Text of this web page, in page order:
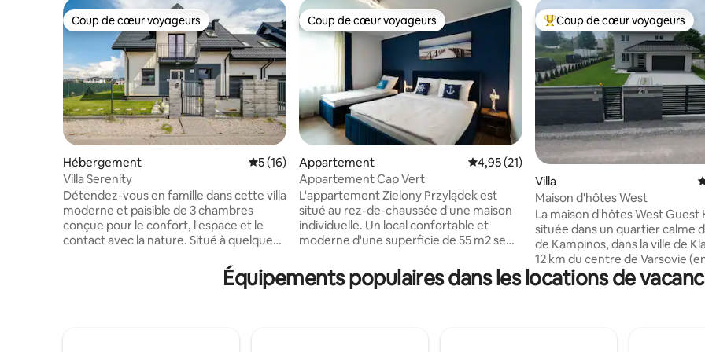
Coup de cœur voyageurs
Coup de cœur voyageurs
Hébergement Évaluation moyenne sur la base de 16 commentaires : 5 sur 5
5 (16)
Villa Serenity
Détendez-vous en famille dans cette villa
moderne et paisible de 3 chambres
conçue pour le confort, l'espace et le
contact avec la nature. Situé à quelques
cœur d'un environnement calme, il offre
le parfait équilibre entre confort et
Coup de cœur voyageurs
Coup de cœur voyageurs
Appartement Évaluation moyenne sur la base de 21
4,95 (21)
Appartement Cap Vert
L'appartement Zielony Przylądek est
situé au rez-de-chaussée d'une maison
individuelle. Un local confortable et
moderne d'une superficie de 55 m2 se
cuisine, d'une salle de bain, de toilettes et
d'un hall d'entrée. Il est conçu pour un
Coups de cœur voyageurs les
Coup de cœur voyageurs
Villa
Maison d'hôtes West
La maison d'hôtes West Guest
située dans un quartier calme
de Kampinos, dans la ville de
12 km du centre de Varsovie
20 minutes en voiture). Nous vous
proposons une maison de 165
pour deux voitures et des
Équipements populaires dans les locations de